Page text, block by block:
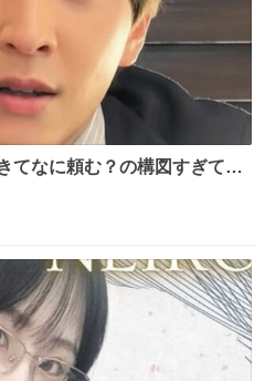
てなに頼む？の構図すぎて…